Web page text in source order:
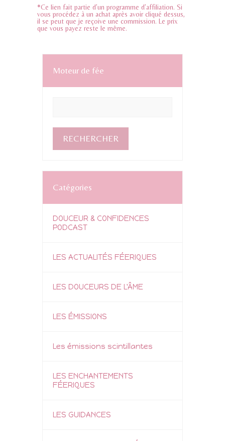
*Ce lien fait partie d’un programme d’affiliation. Si
vous procédez à un achat après avoir cliqué dessus,
il se peut que je reçoive une commission. Le prix
que vous payez reste le même.
Moteur de fée
Catégories
DOUCEUR & CONFIDENCES
PODCAST
LES ACTUALITÉS FÉERIQUES
LES DOUCEURS DE L'ÂME
LES ÉMISSIONS
Les émissions scintillantes
LES ENCHANTEMENTS
FÉERIQUES
LES GUIDANCES